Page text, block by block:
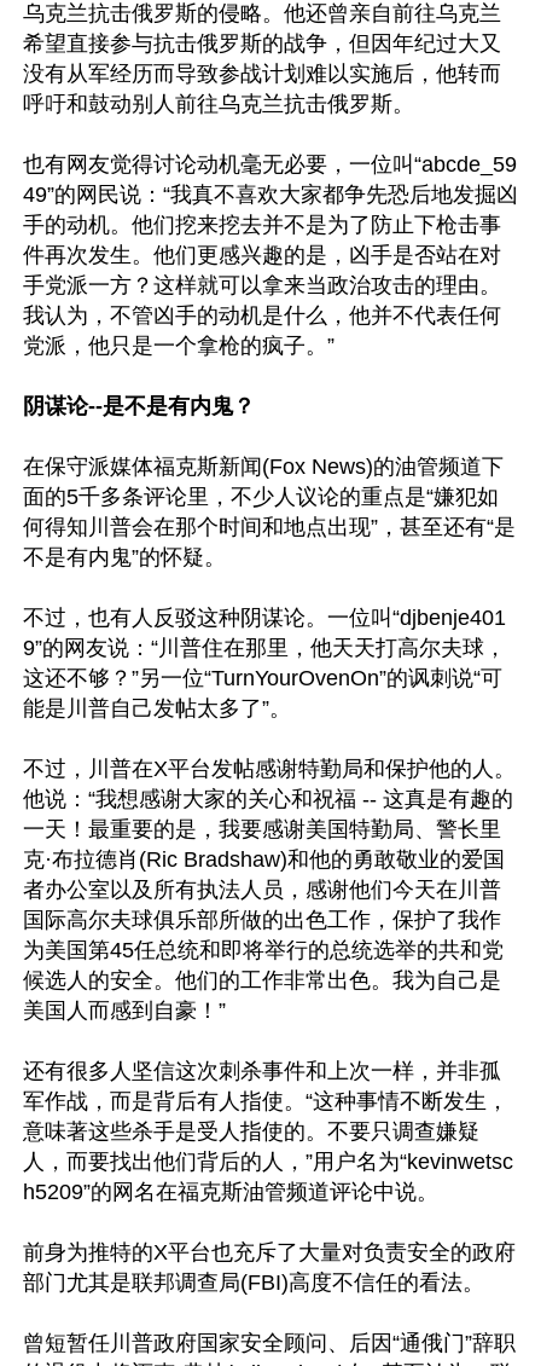
乌克兰抗击俄罗斯的侵略。他还曾亲自前往乌克兰
希望直接参与抗击俄罗斯的战争，但因年纪过大又
没有从军经历而导致参战计划难以实施后，他转而
呼吁和鼓动别人前往乌克兰抗击俄罗斯。
也有网友觉得讨论动机毫无必要，一位叫“abcde_59
49”的网民说：“我真不喜欢大家都争先恐后地发掘凶
手的动机。他们挖来挖去并不是为了防止下枪击事
件再次发生。他们更感兴趣的是，凶手是否站在对
手党派一方？这样就可以拿来当政治攻击的理由。
我认为，不管凶手的动机是什么，他并不代表任何
党派，他只是一个拿枪的疯子。”
阴谋论--是不是有内鬼？
在保守派媒体福克斯新闻(Fox News)的油管频道下
面的5千多条评论里，不少人议论的重点是“嫌犯如
何得知川普会在那个时间和地点出现”，甚至还有“是
不是有内鬼”的怀疑。
不过，也有人反驳这种阴谋论。一位叫“djbenje401
9”的网友说：“川普住在那里，他天天打高尔夫球，
这还不够？”另一位“TurnYourOvenOn”的讽刺说“可
能是川普自己发帖太多了”。
不过，川普在X平台发帖感谢特勤局和保护他的人。
他说：“我想感谢大家的关心和祝福 -- 这真是有趣的
一天！最重要的是，我要感谢美国特勤局、警长里
克·布拉德肖(Ric Bradshaw)和他的勇敢敬业的爱国
者办公室以及所有执法人员，感谢他们今天在川普
国际高尔夫球俱乐部所做的出色工作，保护了我作
为美国第45任总统和即将举行的总统选举的共和党
候选人的安全。他们的工作非常出色。我为自己是
美国人而感到自豪！”
还有很多人坚信这次刺杀事件和上次一样，并非孤
军作战，而是背后有人指使。“这种事情不断发生，
意味著这些杀手是受人指使的。不要只调查嫌疑
人，而要找出他们背后的人，”用户名为“kevinwetsc
h5209”的网名在福克斯油管频道评论中说。
前身为推特的X平台也充斥了大量对负责安全的政府
部门尤其是联邦调查局(FBI)高度不信任的看法。
曾短暂任川普政府国家安全顾问、后因“通俄门”辞职